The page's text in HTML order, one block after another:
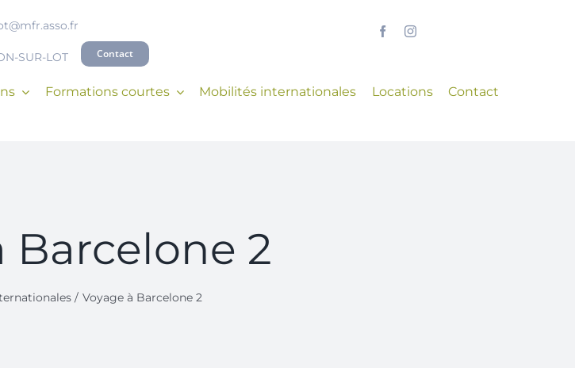
SUR-LOT Contact
Formations courtes Mobilités internationales Locations Contact
Barcelone 2
Voyage à Barcelone 2